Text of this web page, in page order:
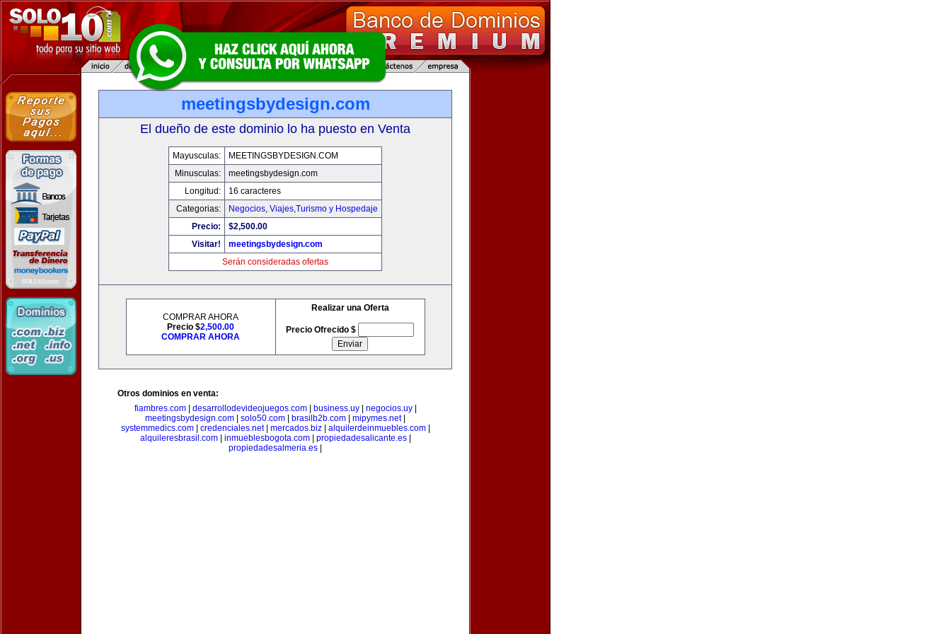
meetingsbydesign.com
El dueño de este dominio lo ha puesto en Venta
Mayusculas:
MEETINGSBYDESIGN.COM
Minusculas:
meetingsbydesign.com
Longitud:
16 caracteres
Categorias:
Negocios, Viajes,Turismo y Hospedaje
Precio:
$2,500.00
Visitar!
meetingsbydesign.com
Serán consideradas ofertas
COMPRAR AHORA
Precio $2,500.00
COMPRAR AHORA
Realizar una Oferta
Precio Ofrecido $
Otros dominios en venta:
fiambres.com| desarrollodevideojuegos.com| business.uy| negocios.uy|
meetingsbydesign.com
solo50.com brasilb2b.com mipymes.net|
systemmedics.com| credenciales.net| mercados.biz| alquilerdeinmuebles.com|
alquileresbrasil.com| inmueblesbogota.com| propiedadesalicante.es|
propiedadesalmeria.es